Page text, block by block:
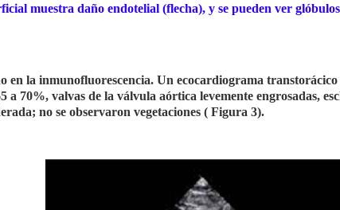
muestra daño endotelial (flecha), y se pueden ver
en la inmunofluorescencia. Un ecocardiograma
a 70%, valvas de la válvula aórtica levemente engrosadas,
no se observaron vegetaciones ( Figura 3).